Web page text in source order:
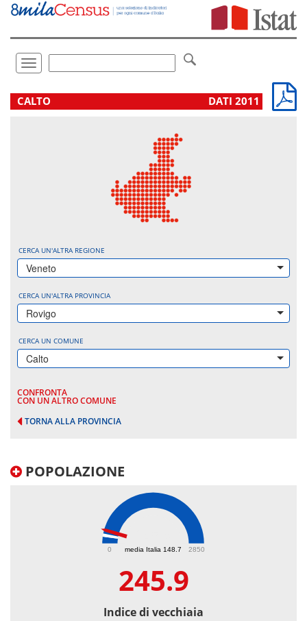
Vai
direttamente
Toggle
navigation
.
CALTO DATI 2011
CERCA UN'ALTRA REGIONE
Veneto
CERCA UN'ALTRA PROVINCIA
Rovigo
CERCA UN COMUNE
Calto
CONFRONTA
CON UN ALTRO COMUNE
TORNA ALLA PROVINCIA
POPOLAZIONE
media Italia 148.7
0 2850
245.9
Indice di vecchiaia